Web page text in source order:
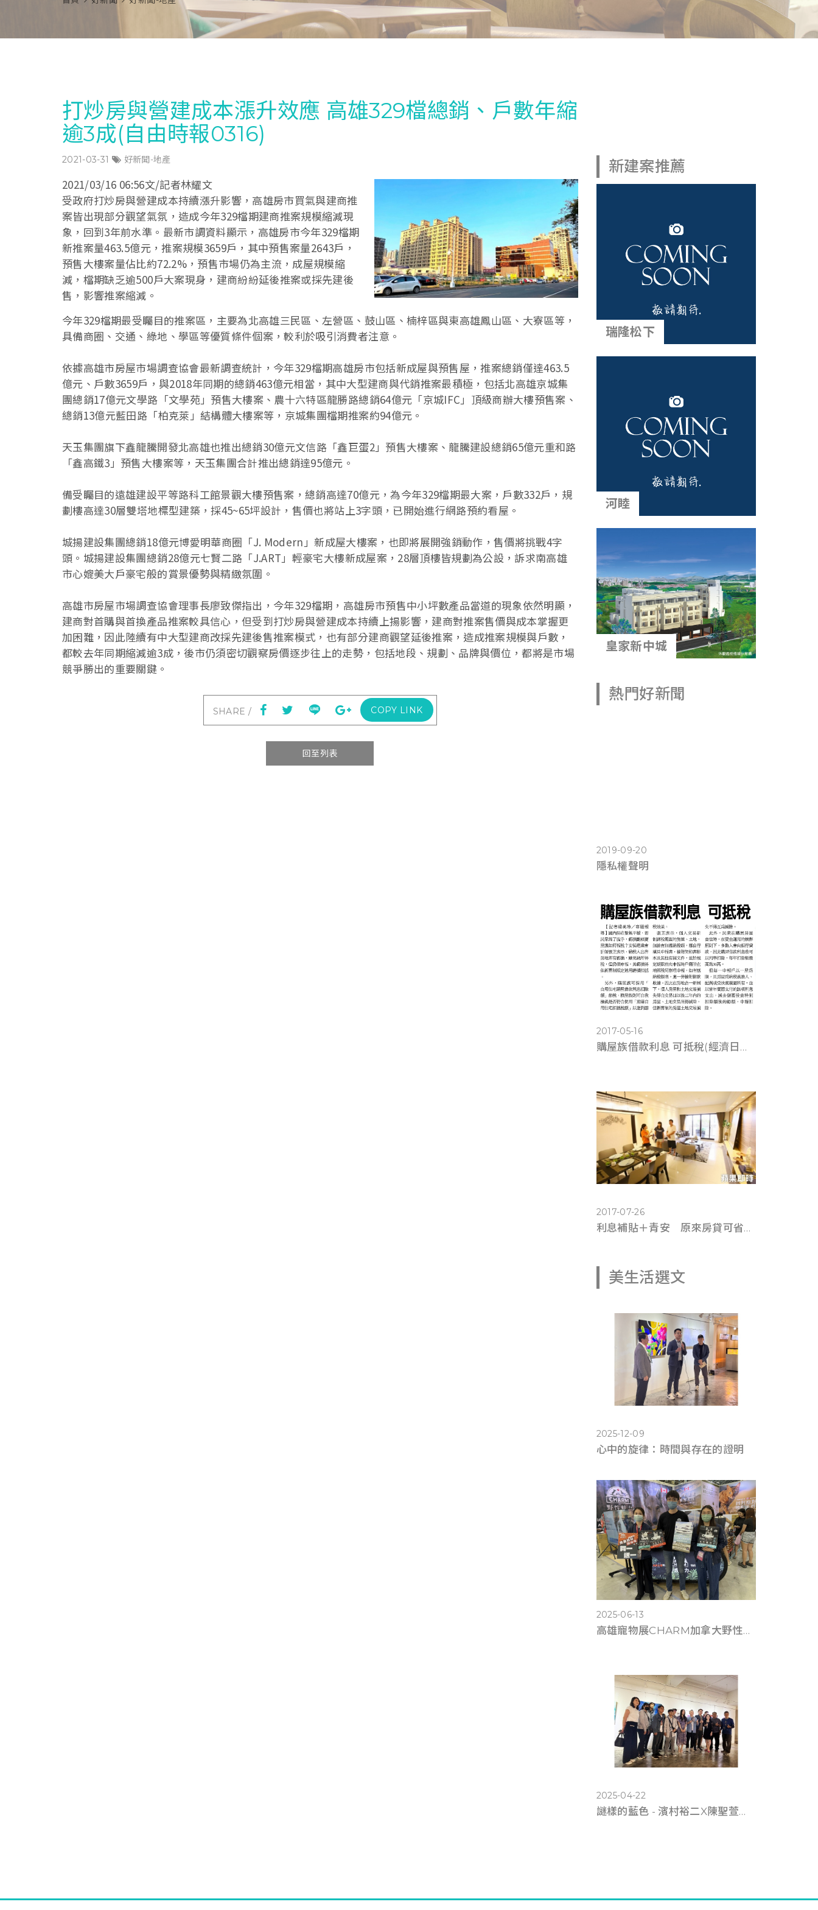
打炒房與營建成本漲升效應 高雄329檔總銷、戶數年縮
逾3成(自由時報0316)
2021-03-31 好新聞-地產
2021/03/16 06:56文/記者林耀文
受政府打炒房與營建成本持續漲升影響，高雄房市買氣與建商推
案皆出現部分觀望氣氛，造成今年329檔期建商推案規模縮減現
象，回到3年前水準。最新市調資料顯示，高雄房市今年329檔期
新推案量463.5億元，推案規模3659戶，其中預售案量2643戶，
預售大樓案量佔比約72.2%，預售市場仍為主流，成屋規模縮
減，檔期缺乏逾500戶大案現身，建商紛紛延後推案或採先建後
售，影響推案縮減。
今年329檔期最受矚目的推案區，主要為北高雄三民區、左營區、鼓山區、楠梓區與東高雄鳳山區、大寮區等，
具備商圈、交通、綠地、學區等優質條件個案，較利於吸引消費者注意。
依據高雄市房屋市場調查協會最新調查統計，今年329檔期高雄房市包括新成屋與預售屋，推案總銷僅達463.5
億元、戶數3659戶，與2018年同期的總銷463億元相當，其中大型建商與代銷推案最積極，包括北高雄京城集
團總銷17億元文學路「文學苑」預售大樓案、農十六特區龍勝路總銷64億元「京城IFC」頂級商辦大樓預售案、
總銷13億元藍田路「柏克萊」結構體大樓案等，京城集團檔期推案約94億元。
天玉集團旗下鑫龍騰開發北高雄也推出總銷30億元文信路「鑫巨蛋2」預售大樓案、龍騰建設總銷65億元重和路
「鑫高鐵3」預售大樓案等，天玉集團合計推出總銷達95億元。
備受矚目的遠雄建設平等路科工館景觀大樓預售案，總銷高達70億元，為今年329檔期最大案，戶數332戶，規
劃樓高達30層雙塔地標型建築，採45~65坪設計，售價也將站上3字頭，已開始進行網路預約看屋。
城揚建設集團總銷18億元博愛明華商圈「J. Modern」新成屋大樓案，也即將展開強銷動作，售價將挑戰4字
頭。城揚建設集團總銷28億元七賢二路「J.ART」輕豪宅大樓新成屋案，28層頂樓皆規劃為公設，訴求南高雄
市心媲美大戶豪宅般的賞景優勢與精緻氛圍。
高雄市房屋市場調查協會理事長廖致傑指出，今年329檔期，高雄房市預售中小坪數產品當道的現象依然明顯，
建商對首購與首換產品推案較具信心，但受到打炒房與營建成本持續上揚影響，建商對推案售價與成本掌握更
加困難，因此陸續有中大型建商改採先建後售推案模式，也有部分建商觀望延後推案，造成推案規模與戶數，
都較去年同期縮減逾3成，後市仍須密切觀察房價逐步往上的走勢，包括地段、規劃、品牌與價位，都將是市場
競爭勝出的重要關鍵。
COPY LINK
回至列表
新建案推薦
瑞隆松下
河睦
皇家新中城
熱門好新聞
2019-09-20
隱私權聲明
2017-05-16
購屋族借款利息 可抵稅(經濟日報0516)
2017-07-26
利息補貼＋青安 原來房貸可省這麼多錢(蘋果即時0725)
美生活選文
2025-12-09
心中的旋律：時間與存在的證明
2025-06-13
高雄寵物展CHARM加拿大野性魅力滿6千送遊艇體驗
2025-04-22
謎樣的藍色 - 濱村裕二X陳聖萱《雙人展》